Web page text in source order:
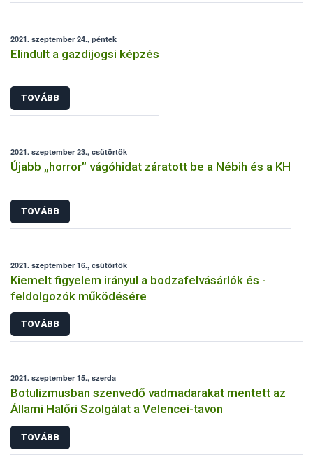
2021. szeptember 24., péntek
Elindult a gazdijogsi képzés
TOVÁBB
2021. szeptember 23., csütörtök
Újabb „horror” vágóhidat záratott be a Nébih és a KH
TOVÁBB
2021. szeptember 16., csütörtök
Kiemelt figyelem irányul a bodzafelvásárlók és -
feldolgozók működésére
TOVÁBB
2021. szeptember 15., szerda
Botulizmusban szenvedő vadmadarakat mentett az
Állami Halőri Szolgálat a Velencei-tavon
TOVÁBB